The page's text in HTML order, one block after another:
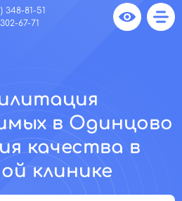
348-81-51
67-71
в Одинцово
качества в
клинике